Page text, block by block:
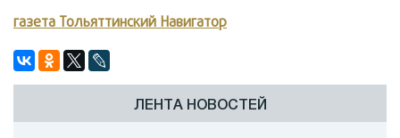
газета Тольяттинский Навигатор
ЛЕНТА НОВОСТЕЙ